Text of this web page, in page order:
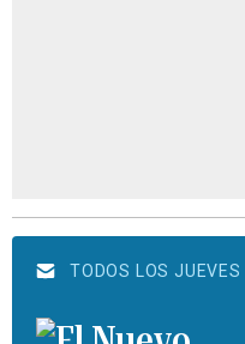
TODOS LOS JUEVES